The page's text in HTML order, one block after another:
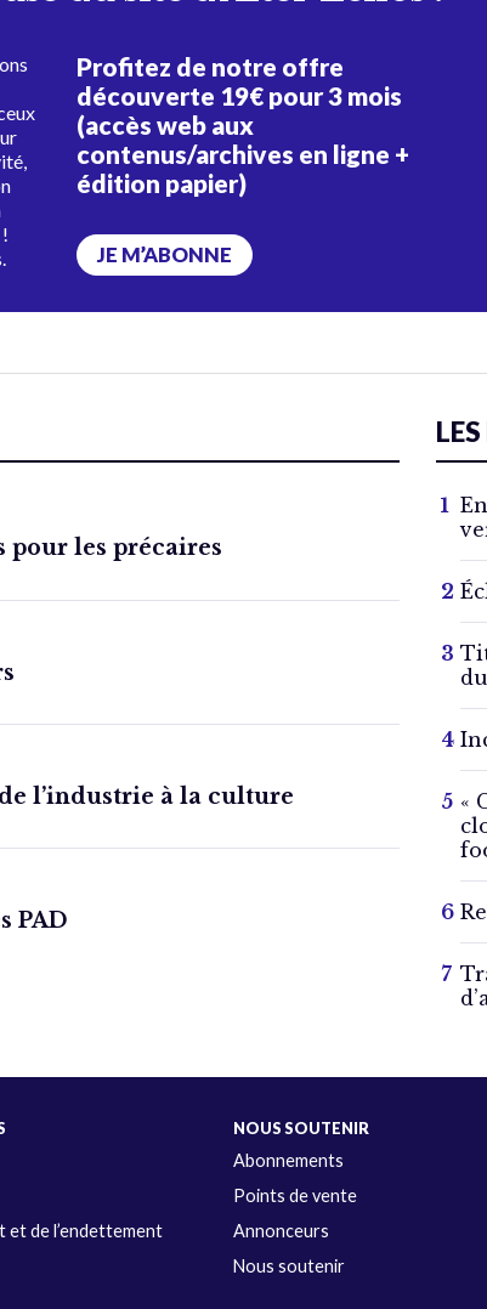
Profitez de notre offre
découverte 19€ pour 3 mois
(accès web aux
contenus/archives en ligne +
édition papier)
JE M’ABONNE
pour les précaires
l’industrie à la culture
PAD
«
et de l’endettement
NOUS SOUTENIR
Abonnements
Points de vente
Annonceurs
Nous soutenir